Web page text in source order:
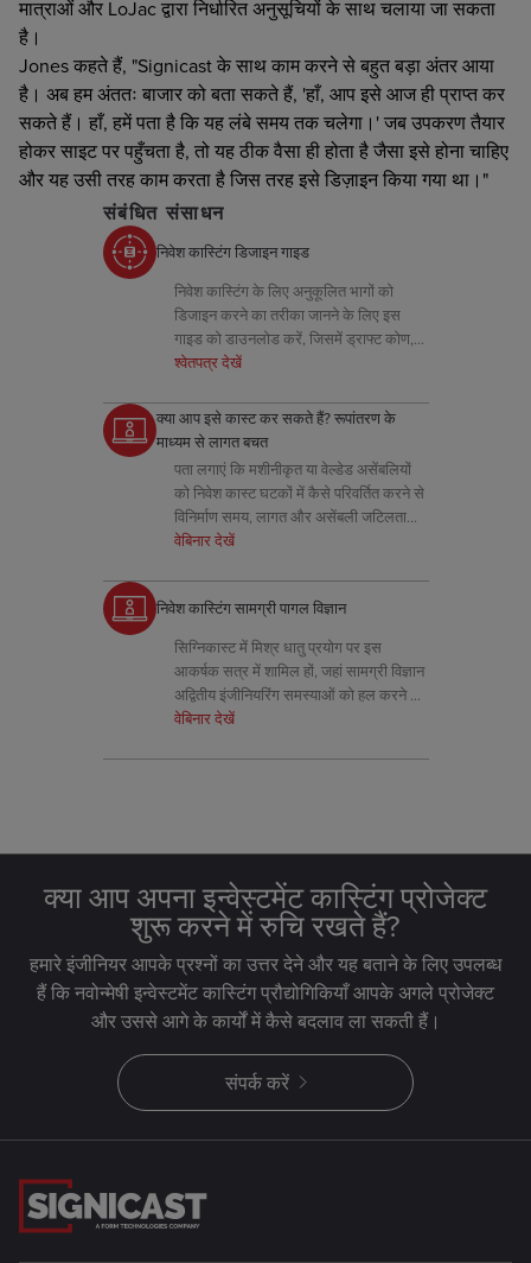
मात्राओं और LoJac द्वारा निर्धारित अनुसूचियों के साथ चलाया जा सकता
है।
Jones कहते हैं, "Signicast के साथ काम करने से बहुत बड़ा अंतर आया
है। अब हम अंततः बाजार को बता सकते हैं, 'हाँ, आप इसे आज ही प्राप्त कर
सकते हैं। हाँ, हमें पता है कि यह लंबे समय तक चलेगा।' जब उपकरण तैयार
होकर साइट पर पहुँचता है, तो यह ठीक वैसा ही होता है जैसा इसे होना चाहिए
और यह उसी तरह काम करता है जिस तरह इसे डिज़ाइन किया गया था।"
संबंधित संसाधन
निवेश कास्टिंग डिजाइन गाइड
निवेश कास्टिंग के लिए अनुकूलित भागों को
डिजाइन करने का तरीका जानने के लिए इस
गाइड को डाउनलोड करें, जिसमें ड्राफ्ट कोण,
त्रिज्या, दीवार की मोटाई और टूलींग युक्तियाँ
श्वेतपत्र देखें
क्या आप इसे कास्ट कर सकते हैं? रूपांतरण के
माध्यम से लागत बचत
पता लगाएं कि मशीनीकृत या वेल्डेड असेंबलियों
को निवेश कास्ट घटकों में कैसे परिवर्तित करने से
विनिर्माण समय, लागत और असेंबली जटिलता
कम हो सकती है।
वेबिनार देखें
निवेश कास्टिंग सामग्री पागल विज्ञान
सिग्निकास्ट में मिश्र धातु प्रयोग पर इस
आकर्षक सत्र में शामिल हों, जहां सामग्री विज्ञान
अद्वितीय इंजीनियरिंग समस्याओं को हल करने के
लिए विनिर्माण से मिलता है।
वेबिनार देखें
क्या आप अपना इन्वेस्टमेंट कास्टिंग प्रोजेक्ट
शुरू करने में रुचि रखते हैं?
हमारे इंजीनियर आपके प्रश्नों का उत्तर देने और यह बताने के लिए उपलब्ध
हैं कि नवोन्मेषी इन्वेस्टमेंट कास्टिंग प्रौद्योगिकियाँ आपके अगले प्रोजेक्ट
और उससे आगे के कार्यों में कैसे बदलाव ला सकती हैं।
संपर्क करें